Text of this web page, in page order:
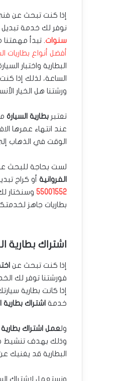
إذا كنت تبحث عن
نوفر لك خدمة تبديل بطارية 24
سنوات. تبدأ مهمتنا
أفضل أنواع بطاريات
البطارية واختبار
الساعة، لذلك إذا
ورشتنا هل الخيار
تعتبر بطارية السيارة
عند انتهاء عمرها
الوقت في الذهاب
لست بحاجة للبحث
الفروانية أو كراج
55001552 وسنختار
بطاريات جاهز
اشتراك بطارية
إذا كنت تبحث عن
فورشتنا توفر لك
إذا كانت بطارية
خدمة اشتراك بطارية
ولعمل اشتراك بطارية
وذلك بهدف تنشيط
البطارية قد يغنيك
ونستعمل لاشتراك